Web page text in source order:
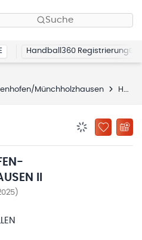
Suche
Handball360 Registrierung
Münchholzhausen HSG Dutenhofen-Münchholzhausen II
ZU
II